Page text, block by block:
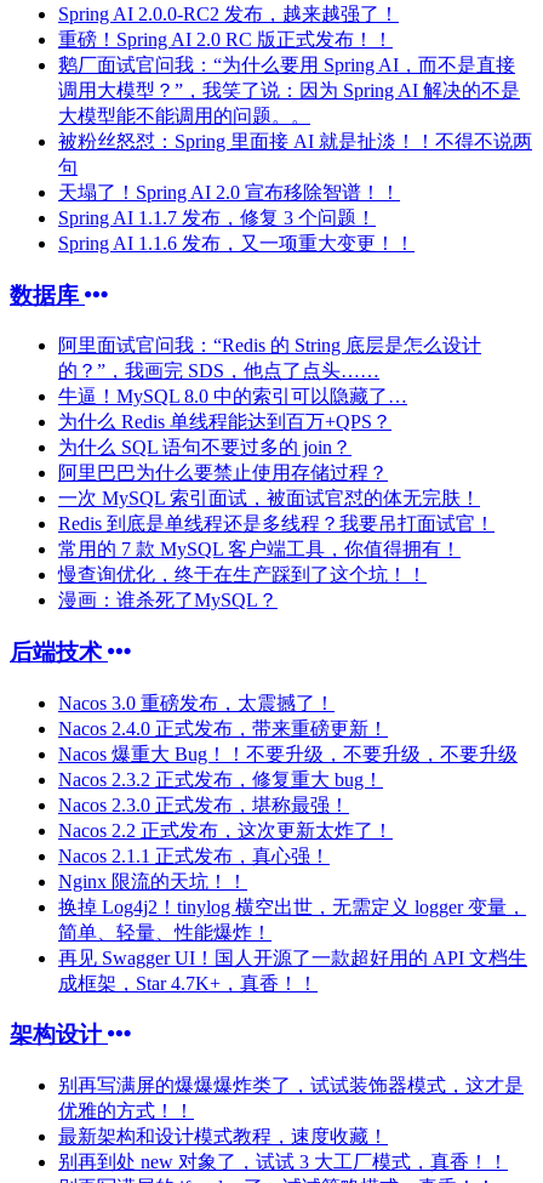
Spring AI 2.0.0-RC2 发布，越来越强了！
重磅！Spring AI 2.0 RC 版正式发布！！
鹅厂面试官问我：“为什么要用 Spring AI，而不是直接
调用大模型？”，我笑了说：因为 Spring AI 解决的不是
大模型能不能调用的问题。。
被粉丝怒怼：Spring 里面接 AI 就是扯淡！！不得不说两
句
天塌了！Spring AI 2.0 宣布移除智谱！！
Spring AI 1.1.7 发布，修复 3 个问题！
Spring AI 1.1.6 发布，又一项重大变更！！
数据库
阿里面试官问我：“Redis 的 String 底层是怎么设计
的？”，我画完 SDS，他点了点头……
牛逼！MySQL 8.0 中的索引可以隐藏了…
为什么 Redis 单线程能达到百万+QPS？
为什么 SQL 语句不要过多的 join？
阿里巴巴为什么要禁止使用存储过程？
一次 MySQL 索引面试，被面试官怼的体无完肤！
Redis 到底是单线程还是多线程？我要吊打面试官！
常用的 7 款 MySQL 客户端工具，你值得拥有！
慢查询优化，终于在生产踩到了这个坑！！
漫画：谁杀死了MySQL？
后端技术
Nacos 3.0 重磅发布，太震撼了！
Nacos 2.4.0 正式发布，带来重磅更新！
Nacos 爆重大 Bug！！不要升级，不要升级，不要升级
Nacos 2.3.2 正式发布，修复重大 bug！
Nacos 2.3.0 正式发布，堪称最强！
Nacos 2.2 正式发布，这次更新太炸了！
Nacos 2.1.1 正式发布，真心强！
Nginx 限流的天坑！！
换掉 Log4j2！tinylog 横空出世，无需定义 logger 变量，
简单、轻量、性能爆炸！
再见 Swagger UI！国人开源了一款超好用的 API 文档生
成框架，Star 4.7K+，真香！！
架构设计
别再写满屏的爆爆爆炸类了，试试装饰器模式，这才是
优雅的方式！！
最新架构和设计模式教程，速度收藏！
别再到处 new 对象了，试试 3 大工厂模式，真香！！